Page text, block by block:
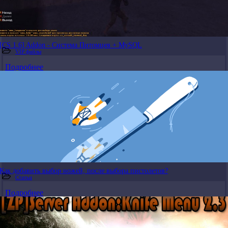
[CS 1.6] Addon - Система Питомцев + MySQL
VIP файлы
Подробнее
Как добавить выбор ножей, после выбора пистолетов?
Статьи
Подробнее